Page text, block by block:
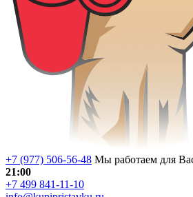
+7 (977) 506-56-48 Мы работаем для
21:00
+7 499 841-11-10